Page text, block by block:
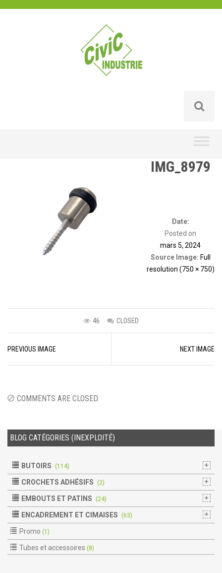
IMG_8979
Date:
Posted on
mars 5, 2024
Source Image: Full
resolution (750 × 750)
46 CLOSED
navigation
PREVIOUS IMAGE NEXT IMAGE
COMMENTS ARE CLOSED.
BLOG CATÉGORIES (INEXPLOITÉ)
BUTOIRS (114)
CROCHETS ADHÉSIFS (2)
EMBOUTS ET PATINS (24)
ENCADREMENT ET CIMAISES (63)
Promo (1)
Tubes et accessoires (8)